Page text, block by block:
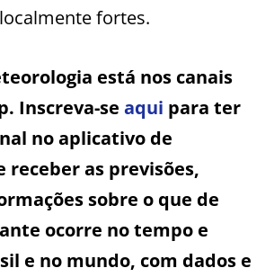
fortes.
está nos canais
Inscreva-se aqui para ter
no aplicativo de
receber as previsões,
sobre o que de
ocorre no tempo e
e no mundo, com dados e